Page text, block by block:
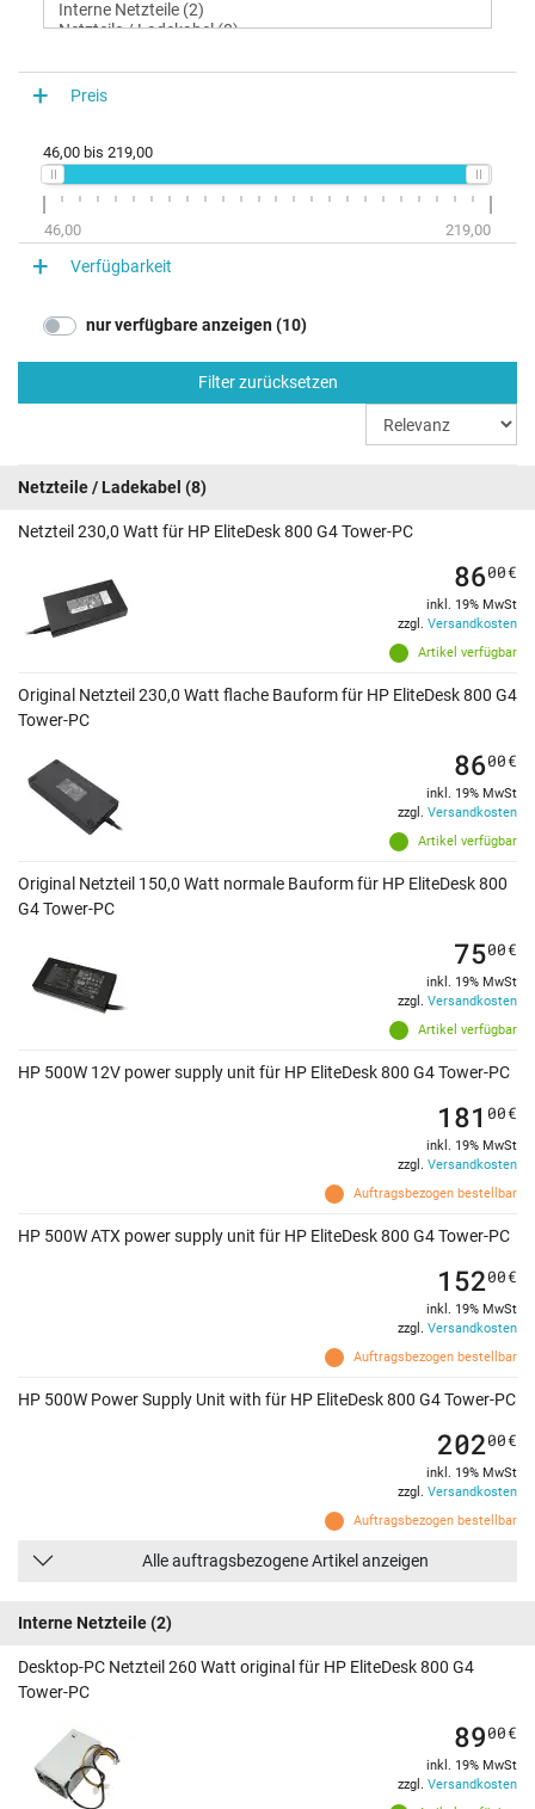
Preis
46,00 bis 219,00
46,00 219,00
Verfügbarkeit
nur verfügbare anzeigen (10)
Filter zurücksetzen
Netzteile / Ladekabel (8)
Netzteil 230,0 Watt für HP EliteDesk 800 G4 Tower-PC
Artikel verfügbar
8600€
inkl. 19% MwSt
zzgl. Versandkosten
Original Netzteil 230,0 Watt flache Bauform für HP EliteDesk 800 G4
Tower-PC
Artikel verfügbar
8600€
inkl. 19% MwSt
zzgl. Versandkosten
Original Netzteil 150,0 Watt normale Bauform für HP EliteDesk 800
G4 Tower-PC
Artikel verfügbar
7500€
inkl. 19% MwSt
zzgl. Versandkosten
HP 500W 12V power supply unit für HP EliteDesk 800 G4 Tower-PC
Auftragsbezogen bestellbar
181 00€
inkl. 19% MwSt
zzgl. Versandkosten
HP 500W ATX power supply unit für HP EliteDesk 800 G4 Tower-PC
Auftragsbezogen bestellbar
15200€
inkl. 19% MwSt
zzgl. Versandkosten
HP 500W Power Supply Unit with für HP EliteDesk 800 G4 Tower-PC
Auftragsbezogen bestellbar
20200€
inkl. 19% MwSt
zzgl. Versandkosten
Alle auftragsbezogene Artikel anzeigen
Interne Netzteile(2)
Desktop-PC Netzteil 260 Watt original für HP EliteDesk 800 G4
Tower-PC
8900€
inkl. 19% MwSt
zzgl. Versandkosten